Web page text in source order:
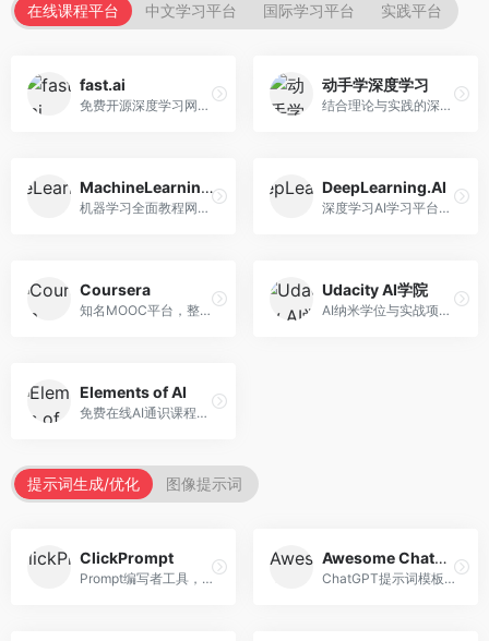
在线课程平台 中文学习平台 国际学习平台 实践平台
fast.ai
免费开源深度学习网站，专注于实用AI教学。面向开发者，提供免费深度学习课程、实战项目、代码库等资源，学习门槛低。
动手学深度学习
结合理论与实践的深度学习教材，专注于代码驱动学习。面向学生和开发者，提供深度学习理论、代码实现、练习题等资源，学习体验好。
MachineLearningMastery
机器学习全面教程网站，专注于实用技能教学。面向开发者，提供机器学习算法、Python实现、项目实战等教程，实用性强。
DeepLearning.AI
深度学习AI学习平台，由吴恩达创立。面向AI学习者，提供深度学习专项课程、AI新闻、技术社区等资源，课程质量权威。
Coursera
知名MOOC平台，整合全球顶尖大学课程资源。面向学习者，提供AI、机器学习、深度学习等课程，证书认可度高，课程质量专业。
Udacity AI学院
AI纳米学位与实战项目平台，专注于职业导向学习。面向AI从业者，提供机器学习、深度学习、计算机视觉等纳米学位，项目实战性强。
Elements of AI
免费在线AI通识课程，专注于AI基础知识普及。面向普通大众，提供AI概念、原理、应用等入门知识，语言通俗易懂。
提示词生成/优化 图像提示词
ClickPrompt
Prompt编写者工具，专注于提示词创作辅助。面向提示词创作者，提供提示词编辑、测试、分享等服务，创作工具完善。
Awesome ChatGPT Prompts
ChatGPT提示词模板库，专注于实用提示词收集。面向ChatGPT用户，提供提示词模板、使用场景、效果展示等资源，模板实用性强。